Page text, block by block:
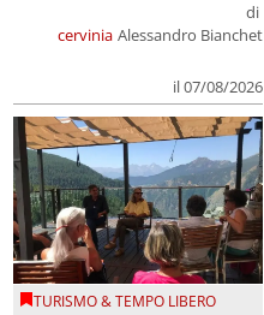
cervinia
di
Alessandro Bianchet
il 07/08/2026
TURISMO & TEMPO LIBERO